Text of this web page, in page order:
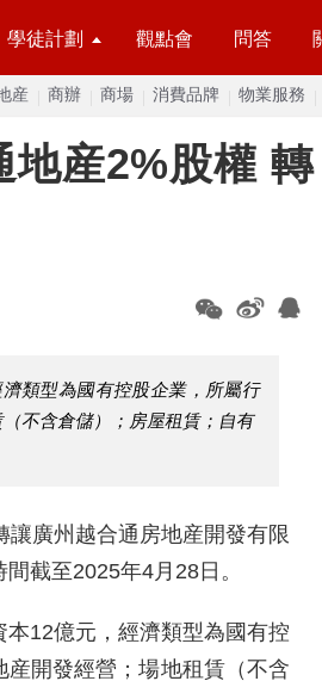
學徒計劃 觀點會 問答
産 商辦 商場 消費品牌 物業服務
地産2%股權 轉
類型為國有控股企業，所屬行
不含倉儲）；房屋租賃；自有
廣州越合通房地産開發有限
截至2025年4月28日。
12億元，經濟類型為國有控
開發經營；場地租賃（不含